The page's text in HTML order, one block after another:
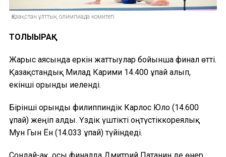
Қазақстан ұлттық олимпиада комитеті
ТОЛЫҒЫРАҚ
Жарыс аясында еркін жаттығулар бойынша финал өтті.
Қазақстандық Милад Карими 14.400 ұпай алып,
екінші орынды иеленді.
Бірінші орынды филиппиндік Карлос Юло (14.600
ұпай) жеңіп алды. Үздік үштікті оңтүстіккореялық
Мун Гын Ён (14.033 ұпай) түйіндеді.
Сондай-ақ, осы финалда Дмитрий Патанин де өнер